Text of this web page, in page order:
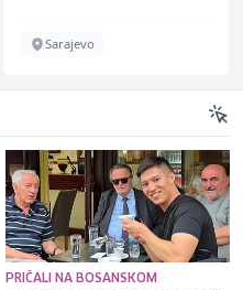
Sarajevo
PRIČALI NA BOSANSKOM